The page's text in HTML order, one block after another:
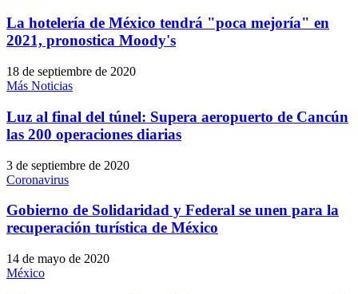
La hotelería de México tendrá "poca mejoría" en
2021, pronostica Moody's
18 de septiembre de 2020
Más Noticias
Luz al final del túnel: Supera aeropuerto de Cancún
las 200 operaciones diarias
3 de septiembre de 2020
Coronavirus
Gobierno de Solidaridad y Federal se unen para la
recuperación turística de México
14 de mayo de 2020
México